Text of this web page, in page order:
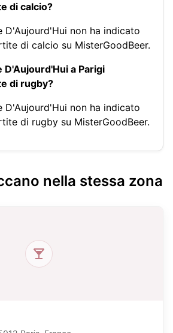
di calcio?
D'Aujourd'Hui non ha indicato
di calcio su MisterGoodBeer.
D'Aujourd'Hui a Parigi
di rugby?
D'Aujourd'Hui non ha indicato
di rugby su MisterGoodBeer.
nella stessa zona